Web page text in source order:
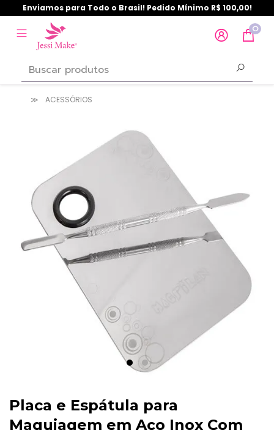
Enviamos para Todo o Brasil! Pedido Mínimo R$ 100,00!
0
ACESSÓRIOS
Placa e Espátula para
Maquiagem em Aço Inox Com